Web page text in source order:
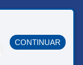
CONTINUAR